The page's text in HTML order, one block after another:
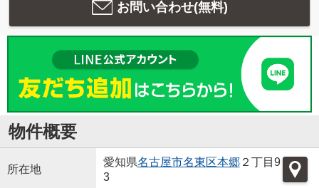
お問い合わせ(無料)
物件概要
所在地
愛知県名古屋市名東区本郷２丁目9
3